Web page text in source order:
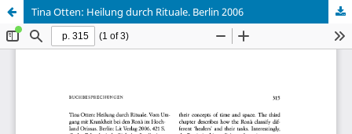
Tina Otten: Heilung durch Rituale. Berlin 2006